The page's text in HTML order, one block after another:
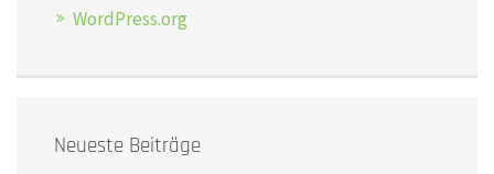
WordPress.org
Neueste Beiträge